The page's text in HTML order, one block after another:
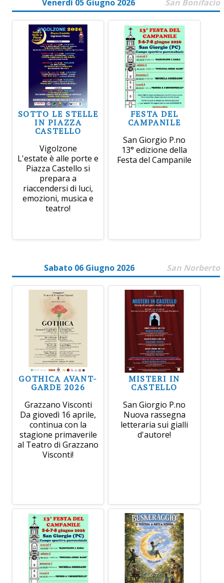
Venerdì 05 Giugno 2026 San Bonifacio
SOTTO LE STELLE
IN PIAZZA
CASTELLO
Vigolzone
L'estate è alle porte e
Piazza Castello si
prepara a
riaccendersi di luci,
emozioni, musica e
teatro!
FESTA DEL
CAMPANILE
San Giorgio P.no
13° edizione della
Festa del Campanile
Sabato 06 Giugno 2026 San Norberto
GOTHICA AVANT-
GARDE 2026
Grazzano Visconti
Da giovedì 16 aprile,
continua con la
stagione primaverile
al Teatro di Grazzano
Visconti!
MISTERI IN
CASTELLO
San Giorgio P.no
Nuova rassegna
letteraria sui gialli
d'autore!